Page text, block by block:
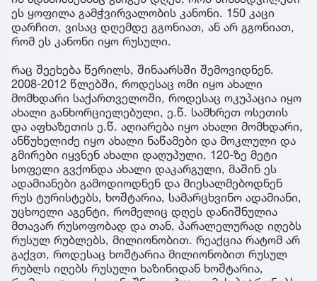
ეს ყოფილა გამჭვირვალობის კანონი. 150 კაცი
დარჩით, ვისაც დღემდე გგონიათ, ან არ გგონიათ,
რომ ეს კანონი იყო რუსული.
რაც შეეხება წერილს, შინაარსში შემოვიდნენ.
2008-2012 წლებში, როდესაც ომი იყო ახალი
მომხდარი საქართველოში, როდესაც ოკუპაცია იყო
ახალი განხორციელებული, ე.წ. სამხრეთ ოსეთის
და აფხაზეთის ე.წ. აღიარება იყო ახალი მომხდარი,
ანწუხელიძე იყო ახალი ნაწამები და მოკლული და
გმირები იყვნენ ახალი დაღუპული, 120-ზე მეტი
სოფელი გვქონდა ახალი დაკარგული, მაშინ ეს
ადამიანები გამოდიოდნენ და მიესალმებოდნენ
რუს ტურისტებს, ხოშტარია, სამარცხვინო ადამიანი,
უცხოელი აგენტი, რომელიც დღეს დანიშნულია
მთავარ რუსოფობად და თან, პარალელურად იღებს
რუსულ რუბლებს, მილიონობით. რეაქცია რატომ არ
გაქვთ, როდესაც ხოშტარია მილიონობით რუსულ
რუბლს იღებს რუსული ხაზინიდან ხოშტარია,